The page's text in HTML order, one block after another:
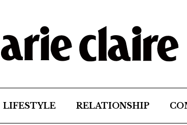
LIFESTYLE RELATIONSHIP